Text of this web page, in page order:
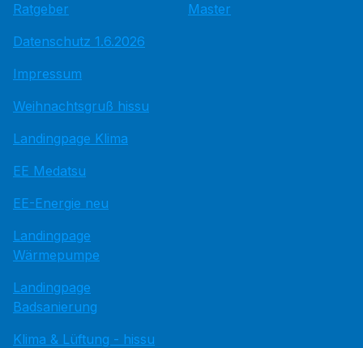
Ratgeber
Datenschutz 1.6.2026
Impressum
Weihnachtsgruß hissu
Landingpage Klima
EE Medatsu
EE-Energie neu
Landingpage
Wärmepumpe
Landingpage
Badsanierung
Klima & Lüftung - hissu
Master